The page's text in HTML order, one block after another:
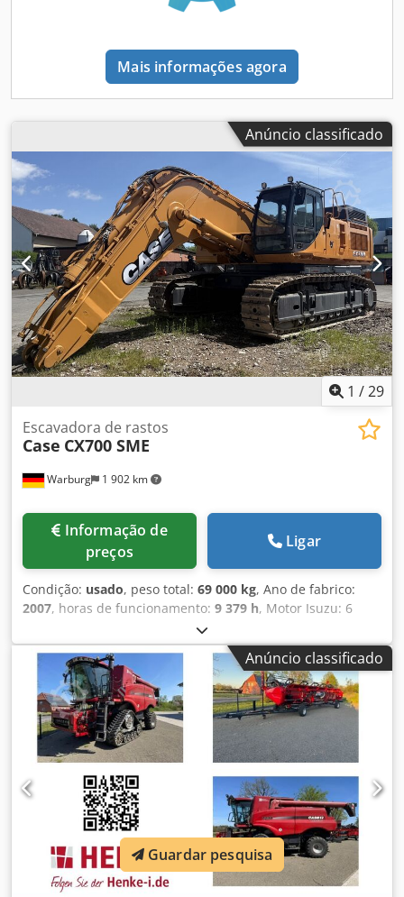
Mais informações agora
Anúncio classificado
1 /29
Warburg 1 902 km
Escavadora de rastos
Case CX700 SME
preços
Ligar
Condição: usado, peso total: 69 000 kg, Ano de fabrico:
2007, horas de funcionamento: 9 379 h, Motor Isuzu: 6
cilindros, 345kW – AH-6WG1X – EPA e CE Lança 6,58m
Braço 3m Codpsul U H Tjfx Aa Tsrf Sapatas de esteira
650mm Todas as linhas hidráulicas (martelo/garra e
rotação) Engate rápido hidráulico: OIL Quick OQ90 ou
Lehnhoff HS80 Caçamba – 4,55m³ SAE Peso de transporte
69 toneladas Largura de transporte 3,93m Largura de
trabalho (4,14m com acessos) Altura de transporte 4,37m A
máquina foi revisada e reparada na nossa oficina Relatório
sob consulta Grande revisão realizada: todos os óleos e
filtros, incluindo 650 litros de óleo hidráulico. CASE
Alemanha março de 2026: O motor recebeu 6 novos
injetores (fatura sob consulta)
Anúncio classificado
Guardar pesquisa